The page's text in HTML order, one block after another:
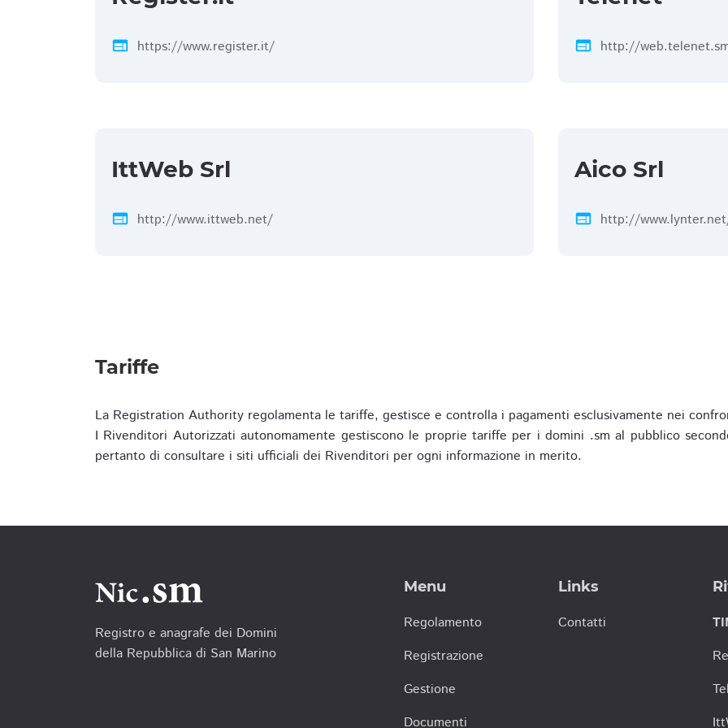
web https://www.register.it/ web http://
IttWeb Srl
web http://www.ittweb.net/
Aico Srl
web http://
Tariffe
La Registration Authority regolamenta le tariffe, gestisce e controlla i pagamenti esclusivamente nei
I Rivenditori Autorizzati autonomamente gestiscono le proprie tariffe per i domini .sm al pubblico
pertanto di consultare i siti ufficiali dei Rivenditori per ogni informazione in merito.
Registro e anagrafe dei Domini
della Repubblica di San Marino
Menu
Regolamento
Registrazione
Gestione
Documenti
Links
Contatti